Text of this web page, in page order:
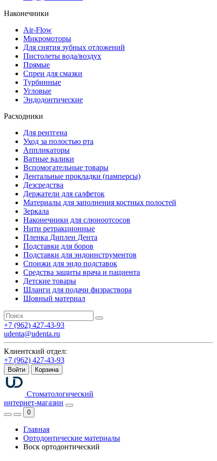
Наконечники
Air-Flow
Микромоторы
Для снятия зубных отложений
Пистолеты вода/воздух
Прямые
Спреи для смазки
Турбинные
Угловые
Эндодонтические
Расходники
Для рентгена
Уход за полостью рта
Аппликаторы
Ватные валики
Вспомогательные товары
Дентальные прокладки (памперсы)
Дезсредства
Держатели для салфеток
Материалы для заполнения костных полостей
Зеркала
Наконечники для слюноотсосов
Нити ретракционные
Пленка Диплен Дента
Подставки для боров
Подставки для эндоинструментов
Спонжи для эндо подставок
Средства защиты врача и пациента
Детские товары
Шланги для подачи физраствора
Шовный материал
+7 (962) 427-43-93
udenta@udenta.ru
Клиентский отдел:
+7 (962) 427-43-93
Войти Корзина
Стоматологический
интернет-магазин
0
Главная
Ортодонтические материалы
Воск ортодонтический